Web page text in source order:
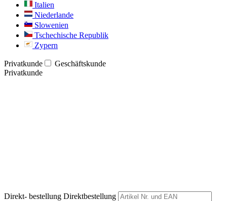
Italien
Niederlande
Slowenien
Tschechische Republik
Zypern
Privatkunde
Geschäftskunde
Privatkunde
Direkt- bestellung Direktbestellung